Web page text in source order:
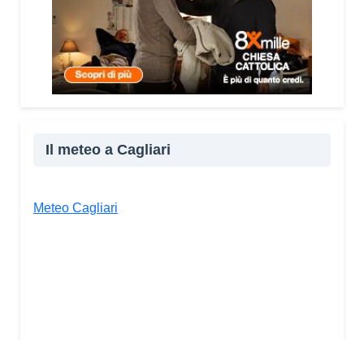
Il meteo a Cagliari
Meteo Cagliari